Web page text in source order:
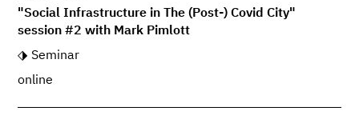
"Social Infrastructure in The (Post-) Covid City"
session #2 with Mark Pimlott
Seminar
online